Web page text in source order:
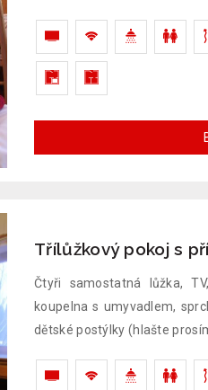
Třílůžkový pokoj s
Čtyři samostatná lůžka,
koupelna s umyvadlem,
dětské postýlky (hlašte